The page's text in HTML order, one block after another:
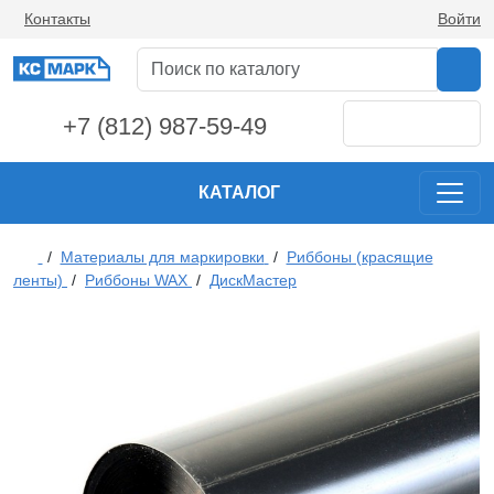
Контакты Войти
+7 (812) 987-59-49
КАТАЛОГ
/ Материалы для маркировки / Риббоны (красящие
ленты) / Риббоны WAX / ДискМастер